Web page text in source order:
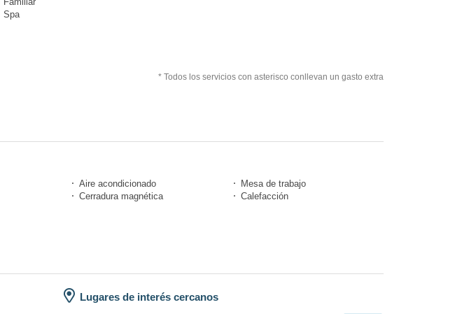
Spa
* Todos los servicios con asterisco conllevan un gasto extra
Aire acondicionado
Mesa de trabajo
Cerradura magnética
Calefacción
Lugares de interés cercanos